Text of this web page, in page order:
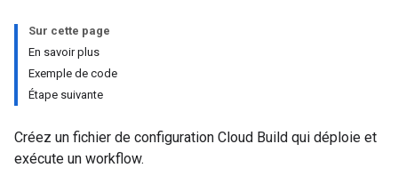
Sur cette page
En savoir plus
Exemple de code
Étape suivante
Créez un fichier de configuration Cloud Build qui déploie et
exécute un workflow.